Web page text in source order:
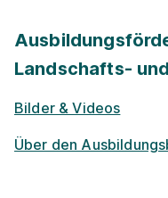
Events für
Landschafts-
Bilder & Videos
Über den